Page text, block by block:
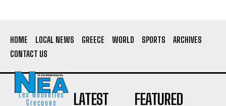
HOME LOCAL NEWS GREECE WORLD SPORTS
ARCHIVES
CONTACT US
Les Nouvelles
Grecques
LATEST
FEATURED